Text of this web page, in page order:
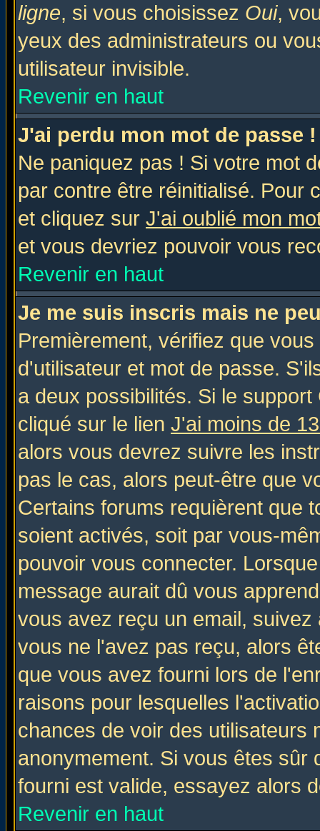
ligne, si vous choisissez Oui,
yeux des administrateurs ou
utilisateur invisible.
Revenir en haut
J'ai perdu mon mot de passe !
Ne paniquez pas ! Si votre mot
par contre être réinitialisé. Pour
et cliquez sur J'ai oublié mon
et vous devriez pouvoir vous
Revenir en haut
Je me suis inscris mais ne
Premièrement, vérifiez que
d'utilisateur et mot de passe.
a deux possibilités. Si le
cliqué sur le lien J'ai moins de
alors vous devrez suivre les
pas le cas, alors peut-être que
Certains forums requièrent que
soient activés, soit par vous-
pouvoir vous connecter.
message aurait dû vous
vous avez reçu un email,
vous ne l'avez pas reçu, alors
que vous avez fourni lors de
raisons pour lesquelles
chances de voir des utilisateurs
anonymement. Si vous êtes sûr
fourni est valide, essayez alors
Revenir en haut